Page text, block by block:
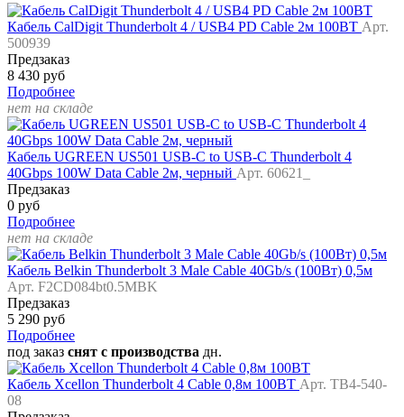
Кабель CalDigit Thunderbolt 4 / USB4 PD Cable 2м 100ВТ Арт.
500939
Предзаказ
8 430 руб
Подробнее
нет на складе
Кабель UGREEN US501 USB-C to USB-C Thunderbolt 4
40Gbps 100W Data Cable 2м, черный Арт. 60621_
Предзаказ
0 руб
Подробнее
нет на складе
Кабель Belkin Thunderbolt 3 Male Cable 40Gb/s (100Вт) 0,5м
Арт. F2CD084bt0.5MBK
Предзаказ
5 290 руб
Подробнее
под заказ снят с производства дн.
Кабель Xcellon Thunderbolt 4 Cable 0,8м 100ВТ Арт. TB4-540-
08